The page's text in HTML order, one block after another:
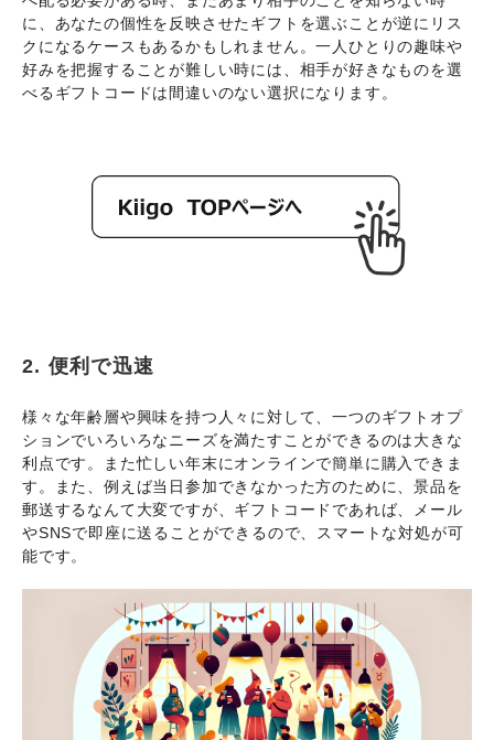
に、あなたの個性を反映させたギフトを選ぶことが逆にリス
クになるケースもあるかもしれません。一人ひとりの趣味や
好みを把握することが難しい時には、相手が好きなものを選
べるギフトコードは間違いのない選択になります。
2. 便利で迅速
様々な年齢層や興味を持つ人々に対して、一つのギフトオプ
ションでいろいろなニーズを満たすことができるのは大きな
利点です。また忙しい年末にオンラインで簡単に購入できま
す。また、例えば当日参加できなかった方のために、景品を
郵送するなんて大変ですが、ギフトコードであれば、メール
やSNSで即座に送ることができるので、スマートな対処が可
能です。